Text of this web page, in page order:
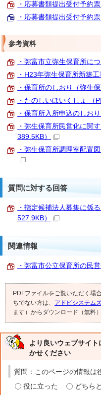
・応募書類提出受付予約
・応募書類提出受付予約
参考資料
・弥富市立弥生保育所に
・H23年弥生保育所新築
・保育所のしおり（弥生
・たのしいほいくしょ （
・保育所入所申込のしお
・弥生保育所民営化に関
389.5KB）
・弥生保育所調理室配置
質問に対する回答
・指定候補法人募集に係
527.9KB）
関連情報
・弥富市公立保育所の民
PDFファイルをご覧いただく場
ちでない方は、 アドビシステム
ます）からダウンロード（無料
より良いウェブサイ
かせください
質問：このページの情報は
役に立った
どちら